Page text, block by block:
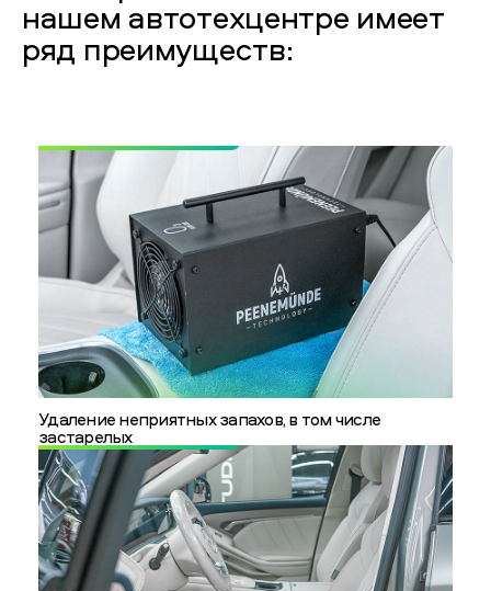
нашем автотехцентре имеет
ряд преимуществ:
Удаление неприятных запахов, в том числе
застарелых